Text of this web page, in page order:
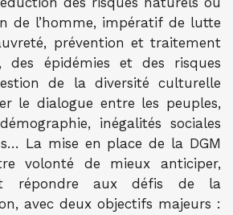
de l’homme, impératif de lutte
prévention et traitement
des épidémies et des risques
de la diversité culturelle
le dialogue entre les peuples,
inégalités sociales
La mise en place de la DGM
volonté de mieux anticiper,
répondre aux défis de la
avec deux objectifs majeurs :